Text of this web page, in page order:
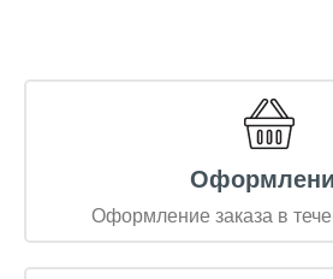
Оформление заказа в